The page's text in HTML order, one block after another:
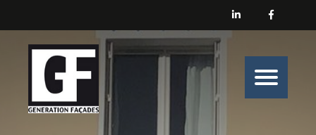
Générations Façades
Nos prestations